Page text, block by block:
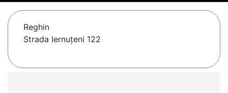
Reghin
Strada Iernuțeni 122